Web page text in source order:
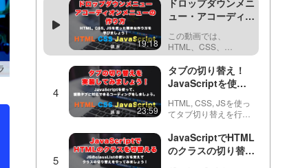
登録（プレミアム会
員）することで閲覧可
能です。https://factory-
programming-mv.c…
19:18
ュー・アコーディオ
方！HTML / CSS /
JavaScriptでシン
プルに作る方法
この動画では、
HTML、CSS、
JavaScriptを用いて、
ドロップダウンメニュ
ーの作成方法について
解説しています。親メ
ニューと子供のメニュ
ー(サブメニュー)を含
ューのHTML…
23:59
タブの切り替え！
JavaScriptを使っ
複数あっても対応可
能なコードを書きま
しょう。
HTML/CSSの書き
HTML, CSS, JSを使っ
てタブ切り替えを行う
す。for文を上手く活用
することによって、タ
ブやコンテンツが増え
JavaScriptでHTML
のクラスの切り替え